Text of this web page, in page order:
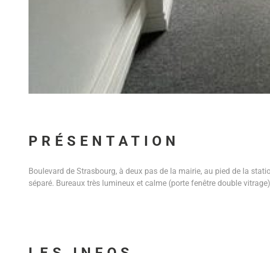
PRÉSENTATION
Boulevard de Strasbourg, à deux pas de la mairie, au pied de la
séparé. Bureaux très lumineux et calme (porte fenêtre double